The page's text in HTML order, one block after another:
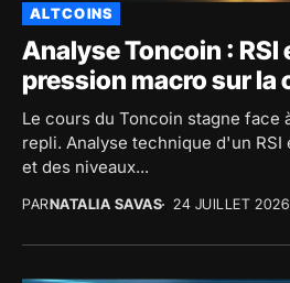
ALTCOINS
Analyse Toncoin : RSI
pression macro sur la
Le cours du Toncoin stagne face
repli. Analyse technique d'un
et des niveaux...
PARNATALIA SAVAS 24 JUILLET